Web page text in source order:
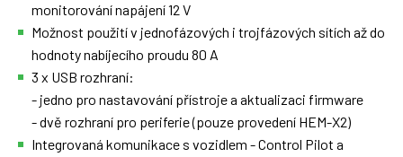
monitorování napájení 12 V
Možnost použití v jednofázových i trojfázových sítích až do
hodnoty nabíjecího proudu 80 A
3 x USB rozhraní:
- jedno pro nastavování přístroje a aktualizaci firmware
- dvě rozhraní pro periferie (pouze provedení HEM-X2)
Integrovaná komunikace s vozidlem - Control Pilot a